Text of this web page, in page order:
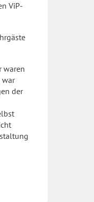
ViP-
waren
war
der